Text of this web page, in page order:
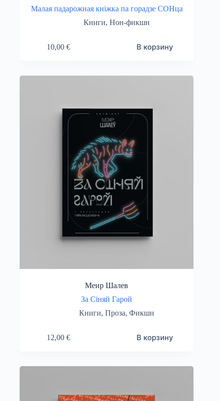
Малая падарожная кніжка па горадзе СОНца
Книги, Нон-фикшн
10,00 € В корзину
Меир Шалев
За Сіняй Гарой
Книги, Проза, Фикшн
12,00 € В корзину